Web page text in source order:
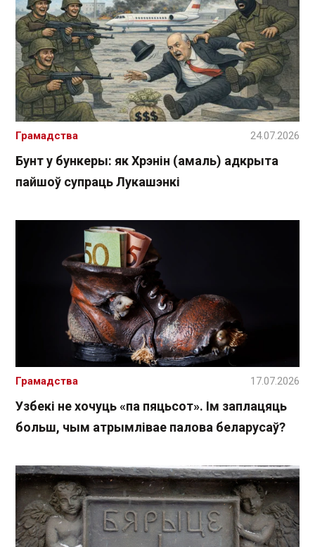
Бунт у бункеры: як Хрэнін (амаль) адкрыта
пайшоў супраць Лукашэнкі
Грамадства 24.07.2026
Узбекі не хочуць «па пяцьсот». Ім заплацяць
больш, чым атрымлівае палова беларусаў?
Грамадства 17.07.2026